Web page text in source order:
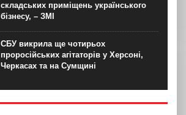
складських приміщень українського
бізнесу, – ЗМІ
СБУ викрила ще чотирьох
проросійських агітаторів у Херсоні,
Черкасах та на Сумщині